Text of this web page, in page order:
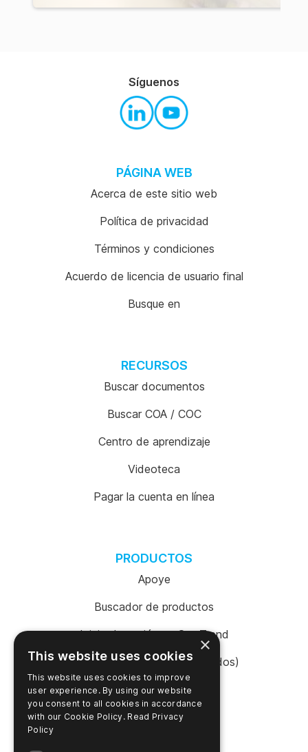
PÁGINA WEB
Acerca de este sitio web
Política de privacidad
Términos y condiciones
Acuerdo de licencia de usuario final
Busque en
RECURSOS
Buscar documentos
Buscar COA / COC
Centro de aprendizaje
Videoteca
Pagar la cuenta en línea
PRODUCTOS
Apoye
Buscador de productos
Inicio de sesión en SureTrend
Tienda en línea (Estados Unidos)
Tienda en línea (Australia)
Síguenos
×
This website uses cookies
This website uses cookies to improve
user experience. By using our website
you consent to all cookies in accordance
with our Cookie Policy. Read Privacy
Policy